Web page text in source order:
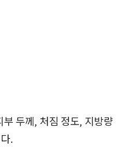
두께, 처짐 정도, 지방량
.